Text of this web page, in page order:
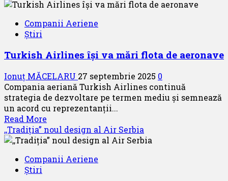
about
pentru
episodul
,,Zâmbetul,
moneda
universală
a
comunicării”
Companii Aeriene
Știri
Turkish Airlines își va mări flota de aeronave
Ionuț MĂCELARU 27 septembrie 2025 0
Compania aeriană Turkish Airlines continuă
strategia de dezvoltare pe termen mediu și semnează
un acord cu reprezentanții...
Read More
more
about
Airlines
,,Tradiția” noul design al Air Serbia
Companii Aeriene
Știri